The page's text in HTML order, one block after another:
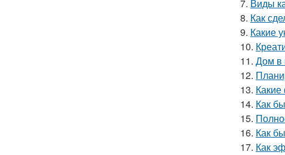
7. Виды
8. Как
9. Какие
10.
11. Дом в
12.
13.
14. Как
15.
16. Как
17. Как